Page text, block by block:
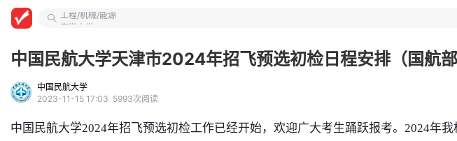
安徽大学
中国民航大学天津市2024年招飞预选初检日程安排（国航部
中国民航大学
2023-11-15 17:03 5993次阅读
中国民航大学2024年招飞预选初检工作已经开始，欢迎广大考生踊跃报考。2024年